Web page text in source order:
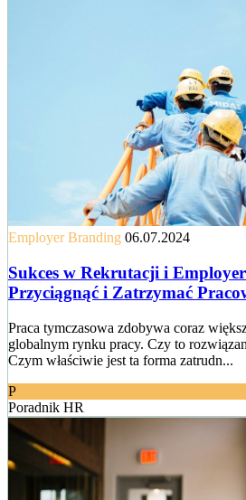
Employer Branding 06.07.2024
Sukces w Rekrutacji i
Przyciągnąć i Zatrzymać
Praca tymczasowa zdobywa coraz
globalnym rynku pracy. Czy to
Czym właściwie jest ta forma zatrudn...
P
Poradnik HR